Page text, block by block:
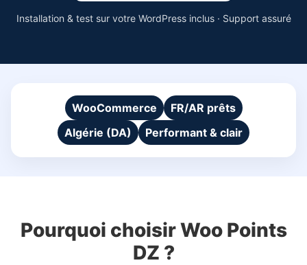
Installation & test sur votre WordPress inclus · Support assuré
WooCommerce
FR/AR prêts
Algérie (DA)
Performant & clair
Pourquoi choisir Woo Points
DZ ?